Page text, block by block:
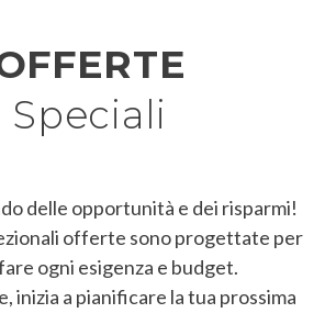
Speciali
delle opportunità e dei risparmi!
offerte sono progettate per
ogni esigenza e budget.
inizia a pianificare la tua prossima